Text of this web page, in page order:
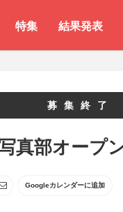
特集 結果発表
募集終了
真部オープ
Googleカレンダーに追加